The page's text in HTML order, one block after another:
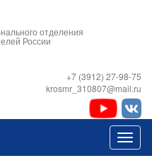
отделения
России
+7 (3912) 27-98-75
krosmr_310807@mail.ru